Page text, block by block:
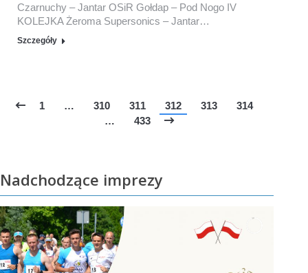
Czarnuchy – Jantar OSiR Gołdap – Pod Nogo IV
KOLEJKA Żeroma Supersonics – Jantar…
Szczegóły
1 … 310 311 312 313
314
…
433
Nadchodzące imprezy